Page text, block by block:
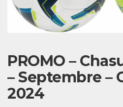
PROMO –
– Septembre –
2024